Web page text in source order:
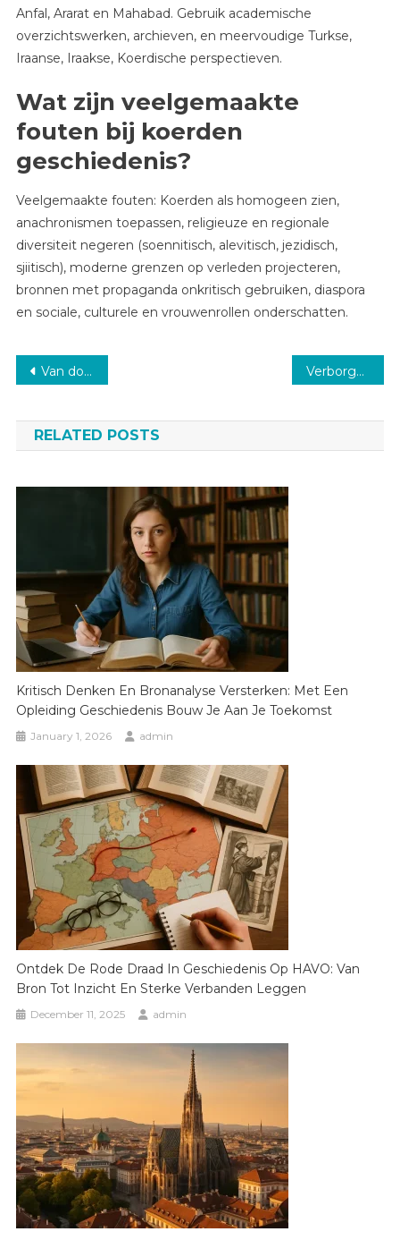
Anfal, Ararat en Mahabad. Gebruik academische
overzichtswerken, archieven, en meervoudige Turkse,
Iraanse, Iraakse, Koerdische perspectieven.
Wat zijn veelgemaakte
fouten bij koerden
geschiedenis?
Veelgemaakte fouten: Koerden als homogeen zien,
anachronismen toepassen, religieuze en regionale
diversiteit negeren (soennitisch, alevitisch, jezidisch,
sjiitisch), moderne grenzen op verleden projecteren,
bronnen met propaganda onkritisch gebruiken, diaspora
en sociale, culturele en vrouwenrollen onderschatten.
Post
Van dorpscafé tot hotelketen: de geschiedenis en erfenis van Van der valk Verborgen historische weetjes die je blik op het verleden veranderen
RELATED POSTS
Kritisch Denken En Bronanalyse Versterken: Met Een
Opleiding Geschiedenis Bouw Je Aan Je Toekomst
January 1, 2026 admin
Ontdek De Rode Draad In Geschiedenis Op HAVO: Van
Bron Tot Inzicht En Sterke Verbanden Leggen
December 11, 2025 admin